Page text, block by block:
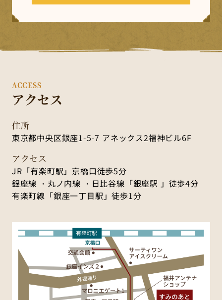
ACCESS
アクセス
住所
東京都中央区銀座1-5-7 アネックス2福神ビル6F
アクセス
JR「有楽町駅」京橋口徒歩5分
銀座線 ・丸ノ内線 ・日比谷線「銀座駅 」徒歩4分
有楽町線「銀座一丁目駅」徒歩1分